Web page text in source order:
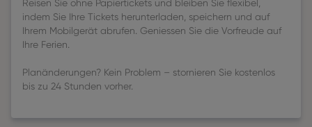
Reisen Sie ohne Papiertickets und bleiben Sie flexibel,
indem Sie Ihre Tickets herunterladen, speichern und auf
Ihrem Mobilgerät abrufen. Geniessen Sie die Vorfreude auf
Ihre Ferien.
Planänderungen? Kein Problem – stornieren Sie kostenlos
bis zu 24 Stunden vorher.